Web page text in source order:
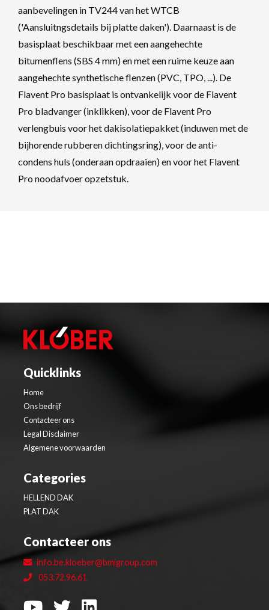
aanbevelingen in TV244 van het WTCB
('Aansluitngsdetails bij platte daken'). Daarnaast is de
basisplaat beschikbaar met een aangehechte
bitumenflens (SBS 4 mm) en met een ruime keuze aan
aangehechte synthetische flenzen (PVC, TPO, ...). De
Flavent Pro basisplaat is ontvankelijk voor de Flavent
Pro bladvanger (inklikken), voor de Flavent Pro
verlengbuis voor het dakisolatiepakket (induwen met de
bijhorende rubberen dichtingsring), voor de anti-
condens huls (onderaan opdraaien) en voor het Flavent
Pro noodafvoer opzetstuk.
Quicklinks
Home
Ons bedrijf
Contacteer ons
Legal Disclaimer
Algemene voorwaarden
Categories
HELLEND DAK
PLAT DAK
Contacteer ons
info.be.kloeber@bmigroup.com
053.72.96.61